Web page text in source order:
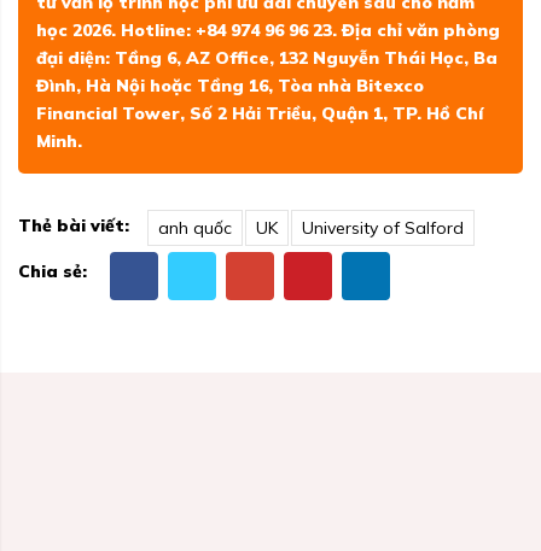
học 2026. Hotline: +84 974 96 96 23. Địa chỉ văn phòng
đại diện: Tầng 6, AZ Office, 132 Nguyễn Thái Học, Ba
Đình, Hà Nội hoặc Tầng 16, Tòa nhà Bitexco
Financial Tower, Số 2 Hải Triều, Quận 1, TP. Hồ Chí
Minh.
Thẻ bài viết: anh quốc UK
University of Salford
Chia sẻ: